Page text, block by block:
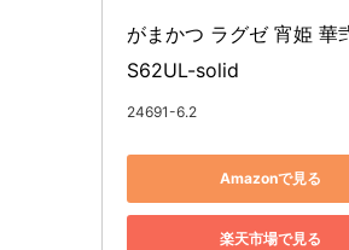
がまかつ ラグゼ 宵姫 華
S62UL-solid
24691-6.2
Amazonで見る
楽天市場で見る